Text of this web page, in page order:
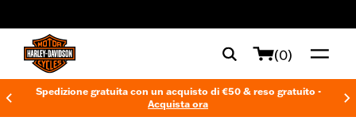
(0)
Spedizione gratuita con un acquisto di €50 & reso gratuito -
Acquista ora